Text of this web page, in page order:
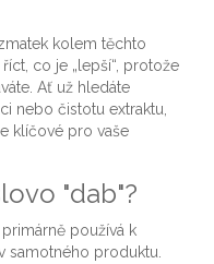
kolem těchto
co je „lepší“, protože
Ať už hledáte
nebo čistotu extraktu,
klíčové pro vaše
"dab"?
používá k
samotného produktu.